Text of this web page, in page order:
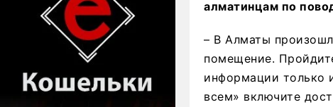
алматинцам по
– В Алматы
помещение.
информации только
всем» включите